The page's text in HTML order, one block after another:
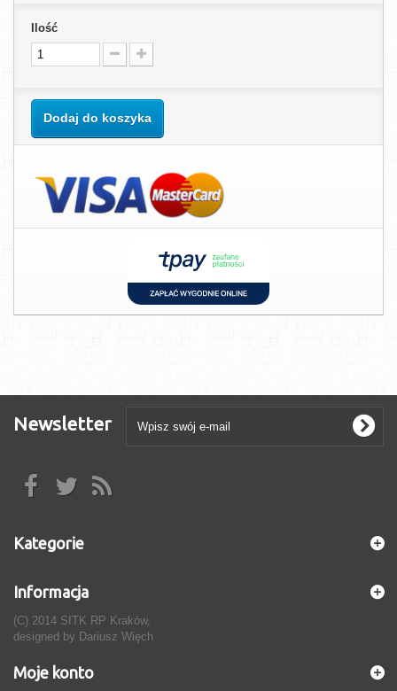
Ilość
Dodaj do koszyka
Newsletter
Kategorie
Informacja
(C) 2014 SITK RP Kraków,
designed by Dariusz Więch
Moje konto